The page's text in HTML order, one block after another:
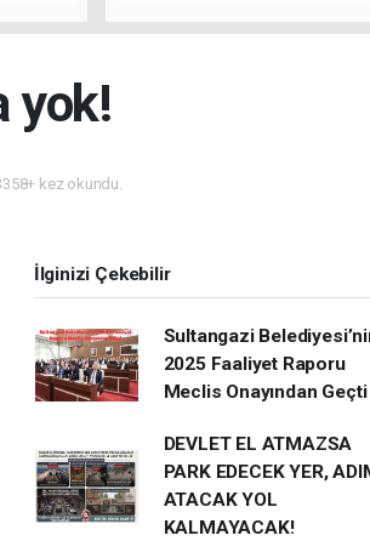
yok!
kez okundu.
İlginizi Çekebilir
Sultangazi
2025 Faaliyet Raporu
Meclis Onayından Geçti
DEVLET EL ATMAZSA
PARK EDECEK YER,
ATACAK YOL
KALMAYACAK!